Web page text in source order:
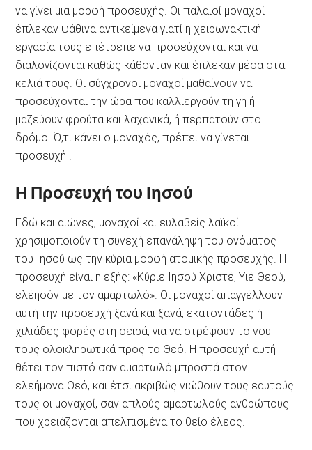
να γίνει μια μορφή προσευχής. Οι παλαιοί μοναχοί
έπλεκαν ψάθινα αντικείμενα γιατί η χειρωνακτική
εργασία τους επέτρεπε να προσεύχονται και να
διαλογίζονται καθώς κάθονταν και έπλεκαν μέσα στα
κελιά τους. Οι σύγχρονοι μοναχοί μαθαίνουν να
προσεύχονται την ώρα που καλλιεργούν τη γη ή
μαζεύουν φρούτα και λαχανικά, ή περπατούν στο
δρόμο. Ό,τι κάνει ο μοναχός, πρέπει να γίνεται
προσευχή !
Η Προσευχή του Ιησού
Εδώ και αιώνες, μοναχοί και ευλαβείς λαϊκοί
χρησιμοποιούν τη συνεχή επανάληψη του ονόματος
του Ιησού ως την κύρια μορφή ατομικής προσευχής. Η
προσευχή είναι η εξής: «Κύριε Ιησού Χριστέ, Υιέ Θεού,
ελέησόν με τον αμαρτωλό». Οι μοναχοί απαγγέλλουν
αυτή την προσευχή ξανά και ξανά, εκατοντάδες ή
χιλιάδες φορές στη σειρά, για να στρέψουν το νου
τους ολοκληρωτικά προς το Θεό. Η προσευχή αυτή
θέτει τον πιστό σαν αμαρτωλό μπροστά στον
ελεήμονα Θεό, και έτσι ακριβώς νιώθουν τους εαυτούς
τους οι μοναχοί, σαν απλούς αμαρτωλούς ανθρώπους
που χρειάζονται απελπισμένα το θείο έλεος.